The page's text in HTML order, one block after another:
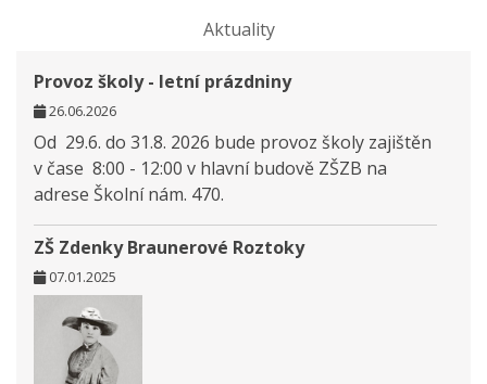
Aktuality
Provoz školy - letní prázdniny
26.06.2026
Od 29.6. do 31.8. 2026 bude provoz školy zajištěn
v čase 8:00 - 12:00 v hlavní budově ZŠZB na
adrese Školní nám. 470.
ZŠ Zdenky Braunerové Roztoky
07.01.2025